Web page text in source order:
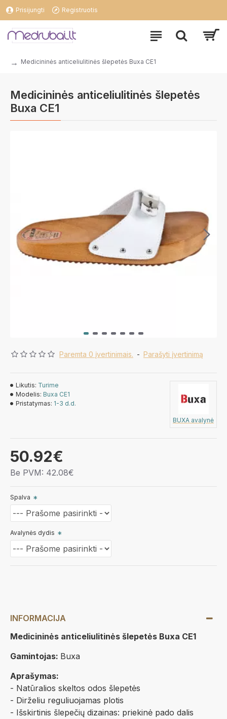
Prisijungti Registruotis
Medicininės anticeliulitinės šlepetės Buxa CE1
Medicininės anticeliulitinės šlepetės
Buxa CE1
Paremta 0 įvertinimais. - Parašyti įvertinimą
50.92€
Be PVM: 42.08€
Likutis: Turime
Modelis: Buxa CE1
Pristatymas: 1-3 d.d.
BUXA avalynė
Spalva
Avalynės dydis
INFORMACIJA
Medicininės anticeliulitinės šlepetės Buxa CE1
Gamintojas: Buxa
Aprašymas:
- Natūralios skeltos odos šlepetės
- Dirželiu reguliuojamas plotis
- Išskirtinis šlepečių dizainas: priekinė pado dalis